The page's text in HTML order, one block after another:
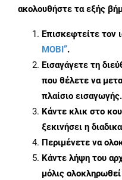
ακολουθήστε τα εξής
Επισκεφτείτε τον
MOBI”.
Εισαγάγετε τη
που θέλετε να
πλαίσιο εισαγωγής.
Κάντε κλικ στο
ξεκινήσει η
Περιμένετε να
Κάντε λήψη του
μόλις